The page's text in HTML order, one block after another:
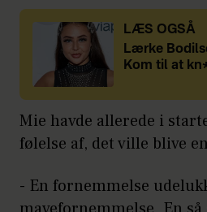
LÆS OGSÅ
Lærke
Kom til at
Mie havde allerede i
følelse af, det ville blive
- En fornemmelse